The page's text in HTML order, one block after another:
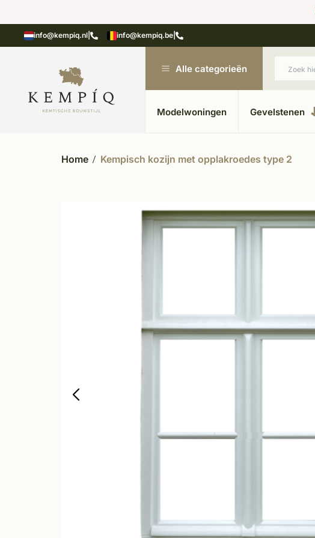
info@kempiq.nl info@kempiq.be
in kempische bouwstijl Meer dan 20 jaar ervaring
Alle categorieën
Modelwoningen Gevelstenen
Home Kempisch kozijn met opplakroedes type 2